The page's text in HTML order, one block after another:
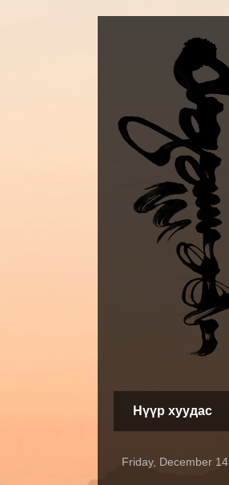
Нүүр хуудас
Friday, December